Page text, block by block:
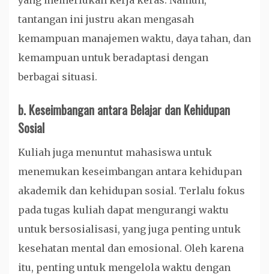
tantangan ini justru akan mengasah
kemampuan manajemen waktu, daya tahan, dan
kemampuan untuk beradaptasi dengan
berbagai situasi.
b. Keseimbangan antara Belajar dan Kehidupan
Sosial
Kuliah juga menuntut mahasiswa untuk
menemukan keseimbangan antara kehidupan
akademik dan kehidupan sosial. Terlalu fokus
pada tugas kuliah dapat mengurangi waktu
untuk bersosialisasi, yang juga penting untuk
kesehatan mental dan emosional. Oleh karena
itu, penting untuk mengelola waktu dengan